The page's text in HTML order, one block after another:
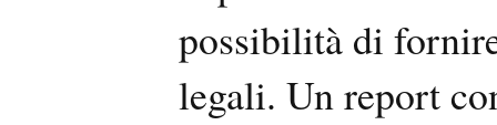
possibilità di
legali. Un report